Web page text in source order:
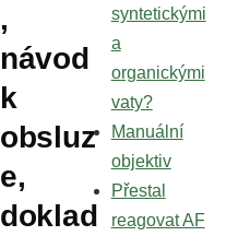
,
návod
k
obsluz
e,
doklad
syntetickými
a
organickými
vaty?
Manuální
objektiv
Přestal
reagovat AF